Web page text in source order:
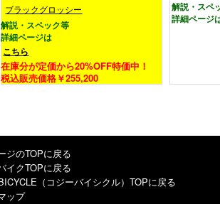
ブラックグロッシー
解説・スペック等
詳細ページは
こちら
在庫分が定価から20%OFF特価中！
税込販売価格￥255,200
解説・スペ
詳細ページ
ジのTOPに戻る
イクTOPに戻る
（コジーバイシクル）TOPに戻る
ップ